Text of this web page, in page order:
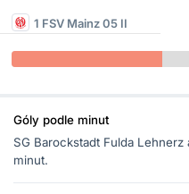
1 FSV Mainz 05 II
Góly podle minut
SG Barockstadt Fulda Lehnerz
minut.